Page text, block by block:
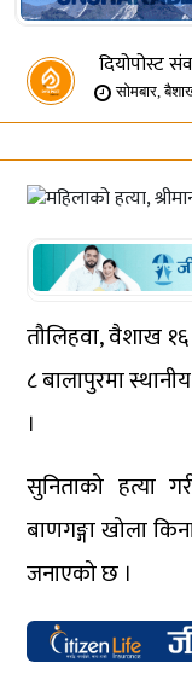
दियोपोस्ट
सोमबार,
तौलिहवा, वैशाख
८ बालापुरमा
।
सुनिताको हत्या
बाणगङ्गा खोला
जनाएको छ ।